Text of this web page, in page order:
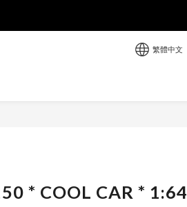
繁體中文
* COOL CAR * 1:64